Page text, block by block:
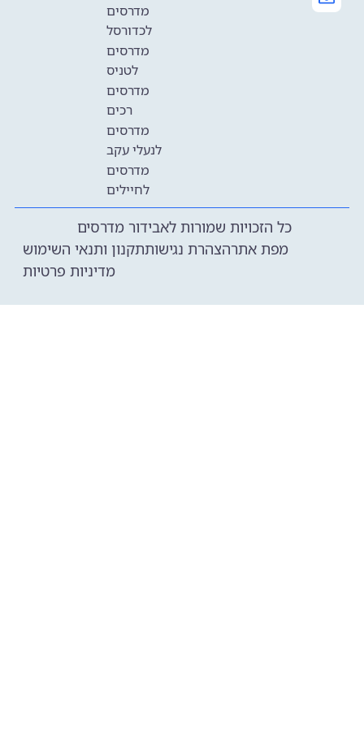
מדרסים
לכדורסל
מדרסים
לטניס
מדרסים
רכים
מדרסים
לנעלי עקב
מדרסים
לחיילים
כל הזכויות שמורות לאבידור מדרסים
תקנון ותנאי השימושהצהרת נגישותמפת אתר
מדיניות פרטיות